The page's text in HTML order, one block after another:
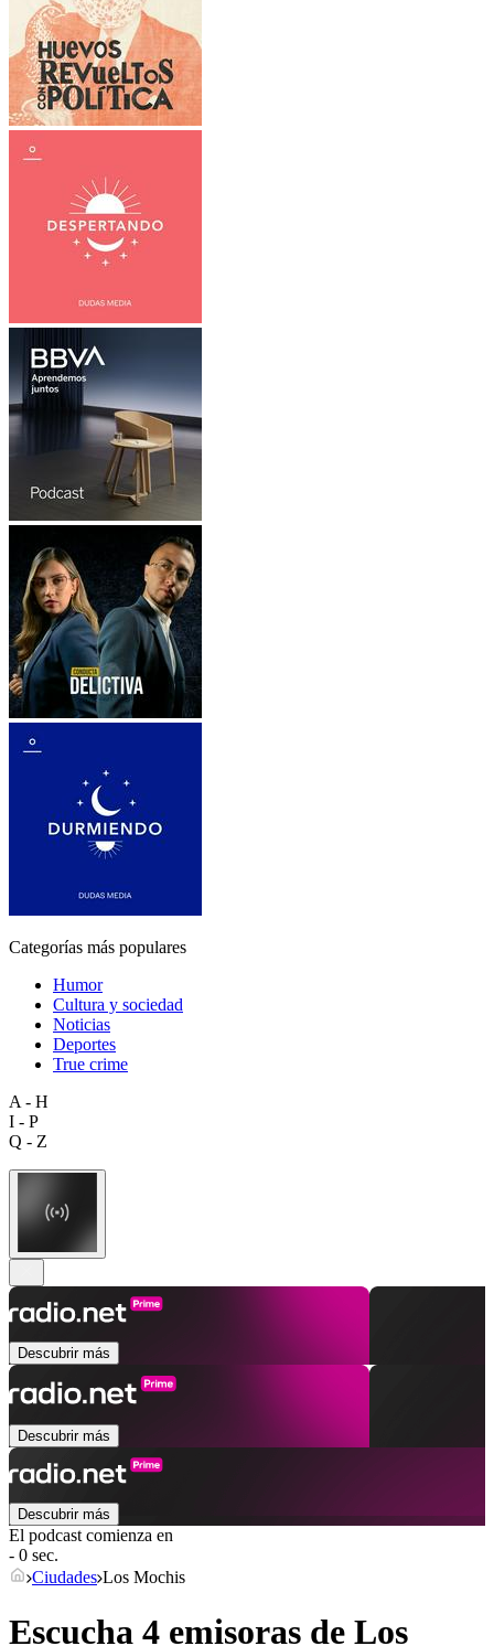
Categorías más populares
Humor
Cultura y sociedad
Noticias
Deportes
True crime
A - H
I - P
Q - Z
Descubrir más
Descubrir más
Descubrir más
El podcast comienza en
- 0 sec.
Ciudades Los Mochis
Escucha 4 emisoras de Los